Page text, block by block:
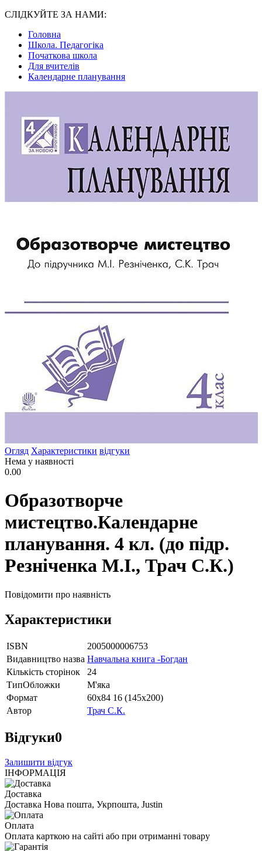
СЛІДКУЙТЕ ЗА НАМИ:
Головна
Школа. Педагогіка
Початкова школа
Для вчителів
Календарне планування
Огляд Характеристики відгуки
Нема у наявності
0.00
Образотворче
мистецтво.Календарне
планування. 4 кл. (до підр.
Резніченка М.І., Трач С.К.)
Повідомити про наявність
Характеристики
ISBN
2005000006753
Видавництво назва Навчальна книга -Богдан
Кількість сторінок
24
ТипОбложки
М'яка
Формат
60х84 16 (145х200)
Автор
Трач С.К.
Відгуки0
Залишити відгук
ІНФОРМАЦІЯ
Доставка
Доставка Нова пошта, Укрпошта, Justin
Оплата
Оплата карткою на сайті або при отриманні товару